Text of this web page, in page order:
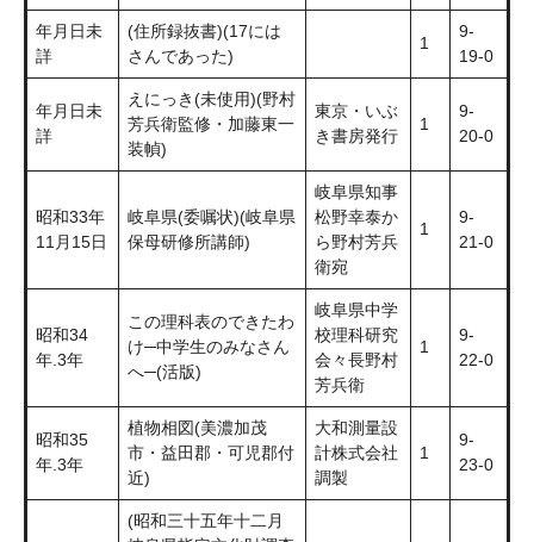
年月日未
詳
(住所録抜書)(17には
さんであった)
1
9-
19-0
年月日未
詳
えにっき(未使用)(野村
芳兵衛監修・加藤東一
装幀)
東京・いぶ
き書房発行
1
9-
20-0
昭和33年
11月15日
岐阜県(委嘱状)(岐阜県
保母研修所講師)
岐阜県知事
松野幸泰か
ら野村芳兵
衛宛
1
9-
21-0
昭和34
年.3年
この理科表のできたわ
け─中学生のみなさん
へ─(活版)
岐阜県中学
校理科研究
会々長野村
芳兵衛
1
9-
22-0
昭和35
年.3年
植物相図(美濃加茂
市・益田郡・可児郡付
近)
大和測量設
計株式会社
調製
1
9-
23-0
(昭和三十五年十二月